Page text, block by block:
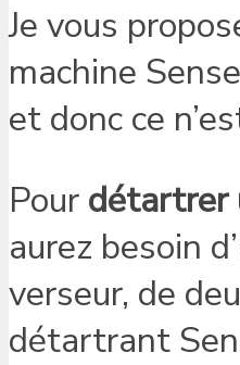
Je vous
machine
et donc ce
Pour détartrer
aurez besoin
verseur, de
détartrant